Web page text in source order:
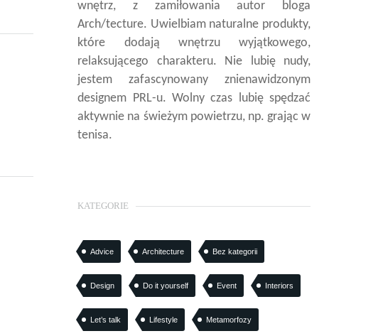
wnętrz, z zamiłowania autor bloga
Arch/tecture. Uwielbiam naturalne produkty,
które dodają wnętrzu wyjątkowego,
relaksującego charakteru. Nie lubię nudy,
jestem zafascynowany znienawidzonym
designem PRL-u. Wolny czas lubię spędzać
aktywnie na świeżym powietrzu, np. grając w
tenisa.
KATEGORIE
Advice Architecture Bez kategorii
Design Do it yourself Event Interiors
Let’s talk Lifestyle Metamorfozy